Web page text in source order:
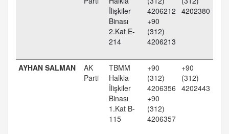
İlişkiler
Binası
2.Kat E-
214
4206212
+90
(312)
4206213
4202380
AYHAN SALMAN
AK
Parti
TBMM
Halkla
İlişkiler
Binası
1.Kat B-
115
+90
(312)
4206356
+90
(312)
4206357
+90
(312)
4202443